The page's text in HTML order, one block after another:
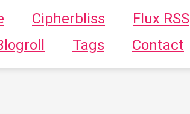
Cipherbliss
Flux RSS
Tags Contact